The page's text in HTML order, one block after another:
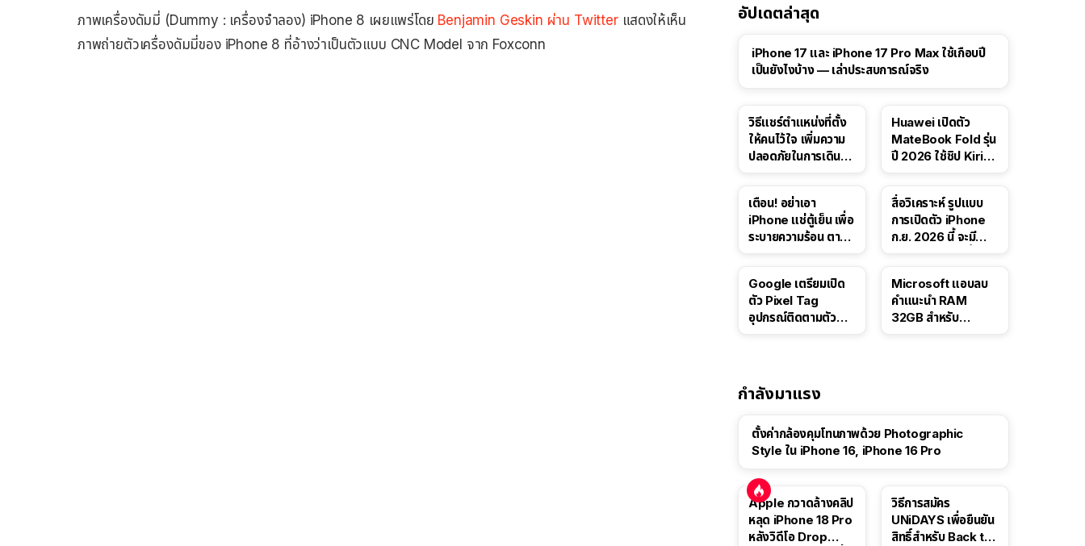
ภาพเครื่องดัมมี่ (Dummy : เครื่องจำลอง) iPhone 8 เผยแพร่โดย Benjamin Geskin ผ่าน Twitter แสดงให้เห็น
ภาพถ่ายตัวเครื่องดัมมี่ของ iPhone 8 ที่อ้างว่าเป็นตัวแบบ CNC Model จาก Foxconn
อัปเดตล่าสุด
41:47
iPhone 17 และ iPhone 17 Pro Max ใช้เกือบปี
เป็นยังไงบ้าง — เล่าประสบการณ์จริง
วิธีแชร์ตำแหน่งที่ตั้ง
ให้คนไว้ใจ เพิ่มความ
ปลอดภัยในการเดิน
Huawei เปิดตัว
MateBook Fold รุ่น
ปี 2026 ใช้ชิป Kirin
เตือน! อย่าเอา
iPhone แช่ตู้เย็น เพื่อ
ระบายความร้อน ตาม
สื่อวิเคราะห์ รูปแบบ
การเปิดตัว iPhone
ก.ย. 2026 นี้ จะมี
Google เตรียมเปิด
ตัว Pixel Tag
อุปกรณ์ติดตามตัว
Microsoft แอบลบ
คำแนะนำ RAM
32GB สำหรับ
กำลังมาแรง
ตั้งค่ากล้องคุมโทนภาพด้วย Photographic
Style ใน iPhone 16, iPhone 16 Pro
Apple กวาดล้างคลิป
หลุด iPhone 18 Pro
หลังวิดีโอ Drop
วิธีการสมัคร
UNiDAYS เพื่อยืนยัน
สิทธิ์สำหรับ Back to